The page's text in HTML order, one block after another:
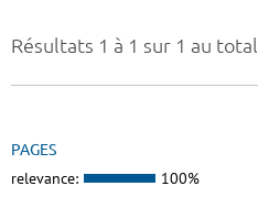
Résultats 1 à 1 sur 1 au total
PAGES
relevance: 100%